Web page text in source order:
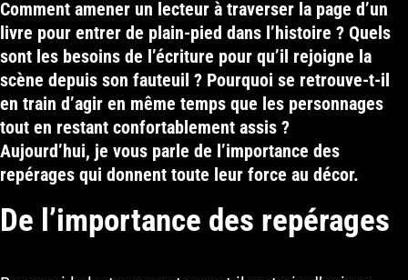
Comment amener un lecteur à traverser la page d’un
livre pour entrer de plain-pied dans l’histoire ? Quels
sont les besoins de l’écriture pour qu’il rejoigne la
scène depuis son fauteuil ? Pourquoi se retrouve-t-il
en train d’agir en même temps que les personnages
tout en restant confortablement assis ?
Aujourd’hui, je vous parle de l’importance des
repérages qui donnent toute leur force au décor.
De l’importance des repérages